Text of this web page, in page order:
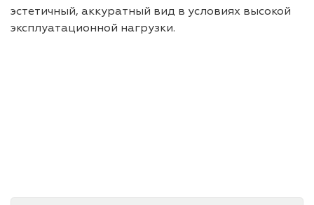
эстетичный, аккуратный вид в условиях высокой
эксплуатационной нагрузки.